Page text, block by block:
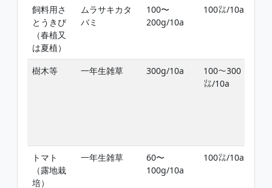
飼料用さ
とうきび
（春植又
は夏植）
ムラサキカタ
バミ
100〜
200g/10a
100㍑/10a
樹木等
一年生雑草 300g/10a
100〜300
㍑/10a
トマト
（露地栽
培）
一年生雑草
60〜
100g/10a
100㍑/10a